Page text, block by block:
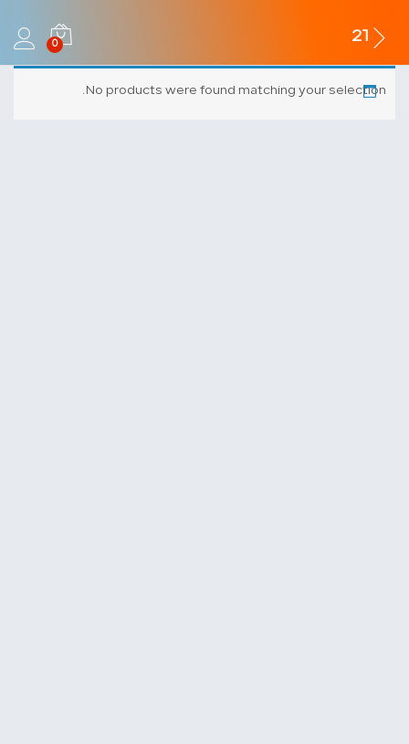
21
0
No products were found matching your selection.